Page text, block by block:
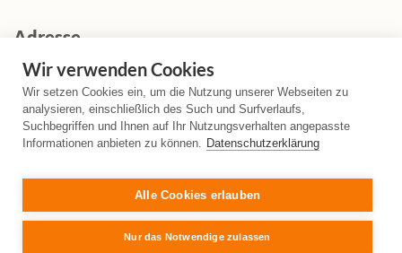
Wir verwenden Cookies
Wir setzen Cookies ein, um die Nutzung unserer Webseiten zu
analysieren, einschließlich des Such und Surfverlaufs,
Suchbegriffen und Ihnen auf Ihr Nutzungsverhalten angepasste
Informationen anbieten zu können. Datenschutzerklärung
Alle Cookies erlauben
Nur das Notwendige zulassen
Adresse
Franz-Lenz Str. 4, 49084 Osnabrück, Deutschland
+49 (0)541 580587 0
info@logentis.de